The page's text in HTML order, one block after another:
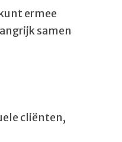
ermee
samen
cliënten,